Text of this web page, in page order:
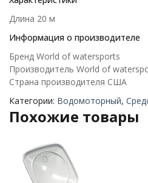
Длина 20 м
Информация о производителе
Бренд World of watersports
Производитель World of
Страна производителя США
Категории: Водомоторный,
Похожие товары